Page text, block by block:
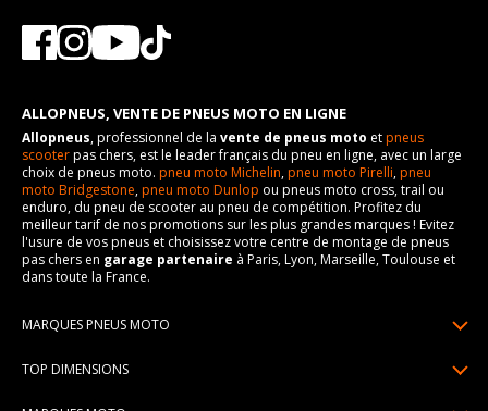
ALLOPNEUS, VENTE DE PNEUS MOTO EN LIGNE
Allopneus, professionnel de la vente de pneus moto etpneus
scooterpas chers, est le leader français du pneu en ligne, avec un large
choix de pneus moto. pneu moto Michelin,pneu moto Pirelli,pneu
moto Bridgestone,pneu moto Dunlop ou pneus moto cross, trail ou
enduro, du pneu de scooter au pneu de compétition. Profitez du
meilleur tarif de nos promotions sur les plus grandes marques ! Evitez
l'usure de vos pneus et choisissez votre centre de montage de pneus
pas chers en garage partenaire à Paris, Lyon, Marseille, Toulouse et
dans toute la France.
MARQUES PNEUS MOTO
TOP DIMENSIONS